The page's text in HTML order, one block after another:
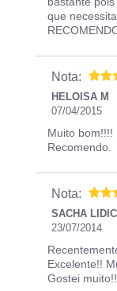
que
Nota:
HELOISA M
07/04/2015
Muito bom!!!!
Recomendo.
Nota:
SACHA
23/07/2014
Excelente!!
Gostei